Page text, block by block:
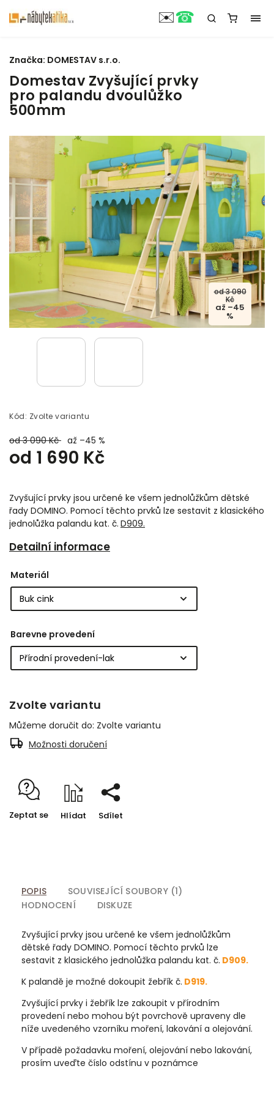
Domestav Zvyšující prvky
pro palandu dvoulůžko
500mm
od 3 090
Kč
až –45
%
Kód: Zvolte variantu
od 3 090 Kč až –45 %
od 1 690 Kč
Zvyšující prvky jsou určené ke všem jednolůžkům dětské
řady DOMINO. Pomocí těchto prvků lze sestavit z klasického
jednolůžka palandu kat. č. D909.
Detailní informace
Značka: DOMESTAV s.r.o.
Materiál
Barevne provedení
Zvolte variantu
Můžeme doručit do: Zvolte variantu
Možnosti doručení
Zeptat se Hlídat Sdílet
POPIS
SOUVISEJÍCÍ SOUBORY (1)
HODNOCENÍ
DISKUZE
Zvyšující prvky jsou určené ke všem jednolůžkům
dětské řady DOMINO. Pomocí těchto prvků lze
sestavit z klasického jednolůžka palandu kat. č. D909.
K palandě je možné dokoupit žebřík č. D919.
Zvyšující prvky i žebřík lze zakoupit v přírodním
provedení nebo mohou být povrchově upraveny dle
níže uvedeného vzorníku moření, lakování a olejování.
V případě požadavku moření, olejování nebo lakování,
prosím uveďte číslo odstínu v poznámce
✉️☎